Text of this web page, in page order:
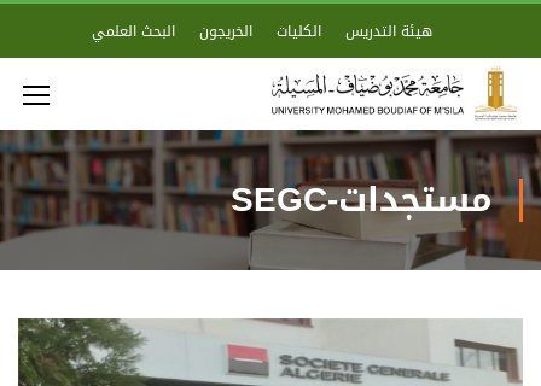
هيئة التدريس الكليات الخريجون البحث العلمي
مستجدات-SEGC